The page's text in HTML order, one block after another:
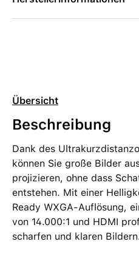
Übersicht
Beschreibung
Dank des
können Sie große Bilder
projizieren, ohne dass
entstehen. Mit einer
Ready WXGA-Auflösung,
von 14.000:1 und HDMI
scharfen und klaren